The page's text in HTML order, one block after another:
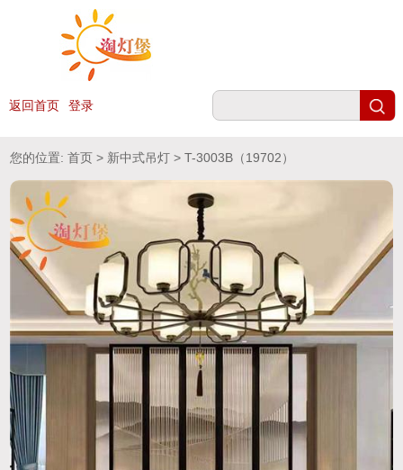
返回首页 登录
您的位置:首页 > 新中式吊灯 > T-3003B（19702）